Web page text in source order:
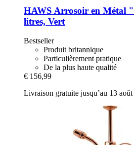
HAWS Arrosoir en Métal
litres, Vert
Bestseller
Produit britannique
Particulièrement pratique
De la plus haute qualité
€ 156,99
Livraison gratuite jusqu’au 13 août